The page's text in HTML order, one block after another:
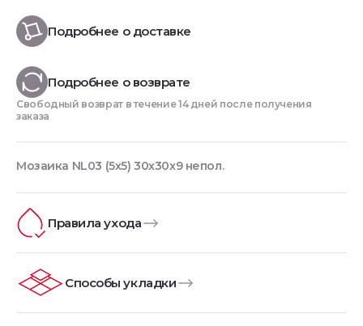
Подробнее о доставке
Подробнее о возврате
Свободный возврат в течение 14 дней после получения
заказа
Мозаика NL03 (5х5) 30x30x9 непол.
Правила ухода
Способы укладки